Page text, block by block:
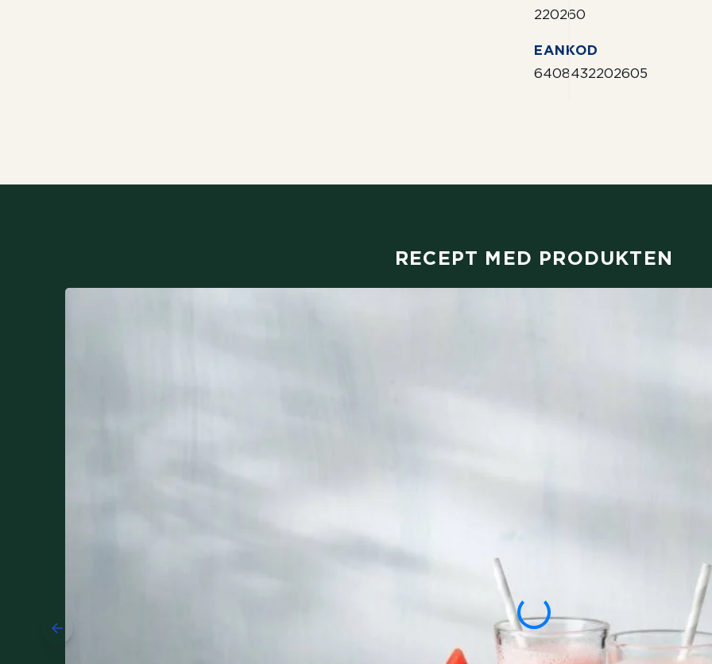
220260
EANKOD
6408432202605
RECEPT MED PRODUKTEN